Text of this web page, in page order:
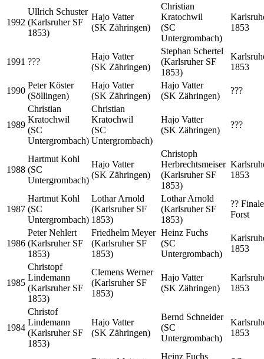
1992
Ullrich Schuster
(Karlsruher SF
1853)
Hajo Vatter
(SK Zähringen)
Christian
Kratochwil
(SC
Untergrombach)
1853
1991 ???
Hajo Vatter
(SK Zähringen)
Stephan Schertel
(Karlsruher SF
1853)
1853
1990
Peter Köster
(Söllingen)
Hajo Vatter
(SK Zähringen)
Hajo Vatter
(SK Zähringen)
???
1989
Christian
Kratochwil
(SC
Untergrombach)
Christian
Kratochwil
(SC
Untergrombach)
Hajo Vatter
(SK Zähringen)
???
1988
Hartmut Kohl
(SC
Untergrombach)
Hajo Vatter
(SK Zähringen)
Christoph
Herbrechtsmeiser
(Karlsruher SF
1853)
1853
1987
Hartmut Kohl
(SC
Untergrombach)
Lothar Arnold
(Karlsruher SF
1853)
Lothar Arnold
(Karlsruher SF
1853)
??
Forst
1986
Peter Nehlert
(Karlsruher SF
1853)
Friedhelm Meyer
(Karlsruher SF
1853)
Heinz Fuchs
(SC
Untergrombach)
1853
1985
Christopf
Lindemann
(Karlsruher SF
1853)
Clemens Werner
(Karlsruher SF
1853)
Hajo Vatter
(SK Zähringen)
1853
1984
Christof
Lindemann
(Karlsruher SF
1853)
Hajo Vatter
(SK Zähringen)
Bernd Schneider
(SC
Untergrombach)
1853
Heinz Fuchs